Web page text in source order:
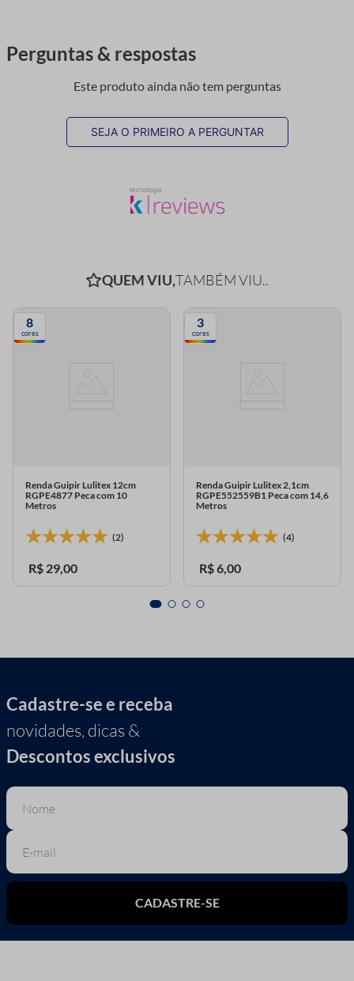
Perguntas & respostas
Este produto ainda não tem perguntas
SEJA O PRIMEIRO A PERGUNTAR
QUEM VIU,TAMBÉM VIU..
8
cores
Renda Guipir Lulitex 12cm
RGPE4877 Peca com 10
Metros
(2)
R$ 29,00
3
cores
Renda Guipir Lulitex 2,1cm
RGPE552559B1 Peca com 14,6
Metros
(4)
R$6,00
Cadastre-se e receba
novidades, dicas &
Descontos exclusivos
CADASTRE-SE